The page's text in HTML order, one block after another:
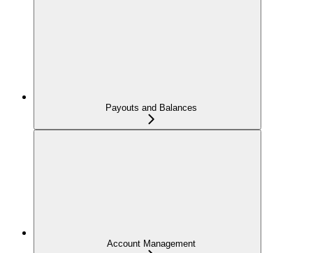
Payouts and Balances
Account Management